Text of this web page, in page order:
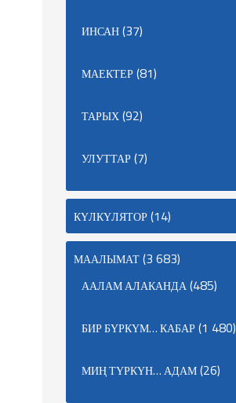
ИНСАН(37)
МАЕКТЕР(81)
ТАРЫХ(92)
УЛУТТАР(7)
КҮЛКҮЛЯТОР(14)
МААЛЫМАТ(3 683)
ААЛАМ АЛАКАНДА(485)
БИР БҮРКҮМ… КАБАР(1 480)
МИҢ ТҮРКҮН… АДАМ(26)